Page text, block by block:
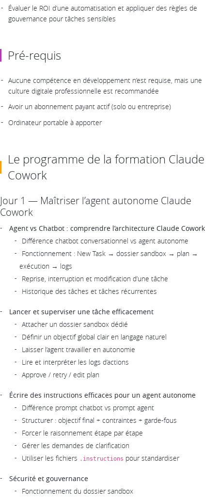
Évaluer le ROI d’une automatisation et appliquer des règles de
gouvernance pour tâches sensibles
Pré-requis
Aucune compétence en développement n’est requise, mais une
culture digitale professionnelle est recommandée
Avoir un abonnement payant actif (solo ou entreprise)
Ordinateur portable à apporter
Le programme de la formation Claude
Cowork
Jour 1 — Maîtriser l’agent autonome Claude
Cowork
Agent vs Chatbot : comprendre l’architecture Claude Cowork
Différence chatbot conversationnel vs agent autonome
Fonctionnement : New Task → dossier sandbox → plan →
exécution → logs
Reprise, interruption et modification d’une tâche
Historique des tâches et tâches récurrentes
Lancer et superviser une tâche efficacement
Attacher un dossier sandbox dédié
Définir un objectif global clair en langage naturel
Laisser l’agent travailler en autonomie
Lire et interpréter les logs d’actions
Approve / retry / edit plan
Écrire des instructions efficaces pour un agent autonome
Différence prompt chatbot vs prompt agent
Structurer : objectif final + contraintes + garde-fous
Forcer le raisonnement étape par étape
Gérer les demandes de clarification
Utiliser les fichiers .instructions pour standardiser
Sécurité et gouvernance
Fonctionnement du dossier sandbox